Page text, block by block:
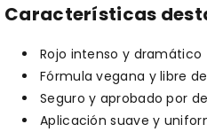
Características
Rojo intenso y dramático
Fórmula vegana y libre
Seguro y aprobado por
Aplicación suave y